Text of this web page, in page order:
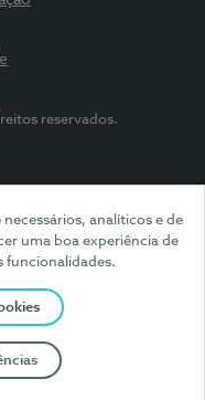
analíticos e de
uma boa experiência de
funcionalidades.
reservados.